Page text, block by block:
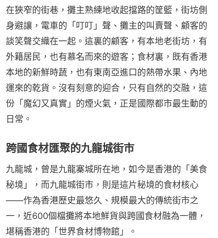
在狹窄的街巷，攤主熟練地收起擋路的筐籃，街坊側
身避讓，電車的「叮叮」聲、攤主的叫賣聲、顧客的
談笑聲交織在一起。這裏的顧客，有本地老街坊，有
外籍居民，也有慕名而來的遊客；食材裏，既有香港
本地的新鮮時蔬，也有東南亞進口的熱帶水果、內地
運來的乾貨。沒有刻意的迎合，只有自然的交融，這
份「魔幻又真實」的煙火氣，正是國際都市最生動的
日常。
跨國食材匯聚的九龍城街市
九龍城，曾是九龍寨城所在地，如今是香港的「美食
秘境」，而九龍城街市，則是這片秘境的食材核心
——作為香港歷史最悠久、規模最大的傳統街市之
一，近600個檔攤將本地鮮貨與跨國食材融為一體，
堪稱香港的「世界食材博物館」。